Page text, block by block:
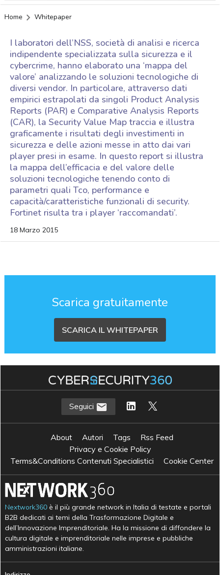
Home Whitepaper
I laboratori dell’NSS, società di analisi e ricerca
indipendente specializzata sulla sicurezza e il
cybercrime, hanno elaborato una ‘mappa del
valore’ analizzando le soluzioni tecnologiche di
diversi vendor. In particolare, attraverso dati
empirici estrapolati da singoli Product Analysis
Reports (PAR) e Comparative Analysis Reports
(CAR), la Security Value Map traccia e illustra
graficamente i risultati degli investimenti in
sicurezza e delle azioni messe in atto dai vari
player presi in esame. In questo report si illustra
la mappa dell’efficacia e del valore delle
soluzioni tecnologiche tenendo conto di
parametri quali Tco, performance e
capacità/caratteristiche funzionali di security.
Fortinet risulta tra i player ‘raccomandati’.
18 Marzo 2015
Scarica gratuitamente
SCARICA IL WHITEPAPER
Seguici
About Autori Tags
Rss Feed
Privacy e Cookie Policy
Terms&Conditions Contenuti Specialistici
Cookie Center
Nextwork360 è il più grande network in Italia di testate e portali
B2B dedicati ai temi della Trasformazione Digitale e
dell’Innovazione Imprenditoriale. Ha la missione di diffondere la
cultura digitale e imprenditoriale nelle imprese e pubbliche
amministrazioni italiane.